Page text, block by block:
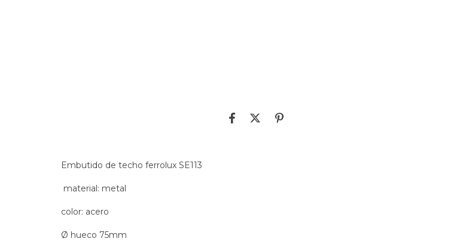
Embutido de techo ferrolux SE113
material: metal
color: acero
Ø hueco 75mm